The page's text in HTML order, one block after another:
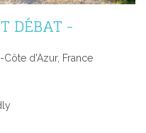
DÉBAT -
d'Azur, France